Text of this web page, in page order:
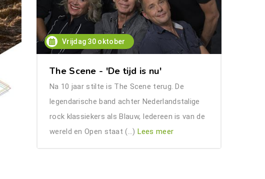
Vrijdag 30 oktober
The Scene - 'De tijd is nu'
Na 10 jaar stilte is The Scene terug. De
legendarische band achter Nederlandstalige
rock klassiekers als Blauw, Iedereen is van de
wereld en Open staat (…) Lees meer